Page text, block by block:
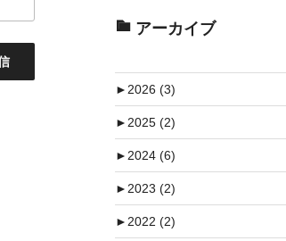
アーカイブ
►2026 (3)
►2025 (2)
►2024 (6)
►2023 (2)
►2022 (2)